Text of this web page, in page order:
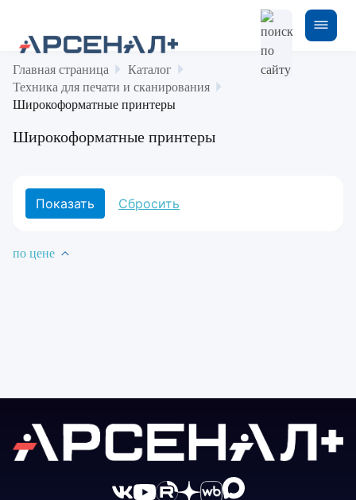
Главная страница
Каталог
Техника для печати и сканирования
Широкоформатные принтеры
Широкоформатные принтеры
по цене